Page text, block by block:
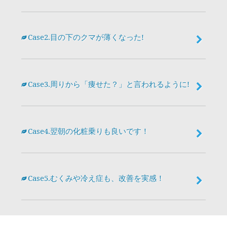
Case2.目の下のクマが薄くなった!
Case3.周りから「痩せた？」と言われるように!
Case4.翌朝の化粧乗りも良いです！
Case5.むくみや冷え症も、改善を実感！